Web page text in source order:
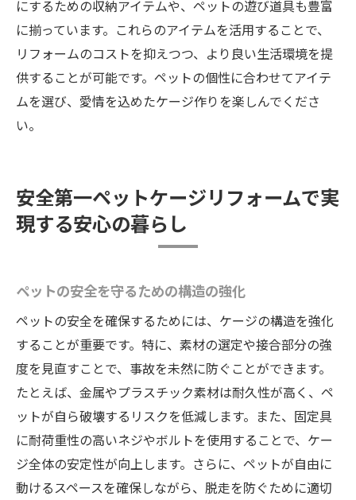
にするための収納アイテムや、ペットの遊び道具も豊富
に揃っています。これらのアイテムを活用することで、
リフォームのコストを抑えつつ、より良い生活環境を提
供することが可能です。ペットの個性に合わせてアイテ
ムを選び、愛情を込めたケージ作りを楽しんでくださ
い。
安全第一ペットケージリフォームで実
現する安心の暮らし
ペットの安全を守るための構造の強化
ペットの安全を確保するためには、ケージの構造を強化
することが重要です。特に、素材の選定や接合部分の強
度を見直すことで、事故を未然に防ぐことができます。
たとえば、金属やプラスチック素材は耐久性が高く、ペ
ットが自ら破壊するリスクを低減します。また、固定具
に耐荷重性の高いネジやボルトを使用することで、ケー
ジ全体の安定性が向上します。さらに、ペットが自由に
動けるスペースを確保しながら、脱走を防ぐために適切